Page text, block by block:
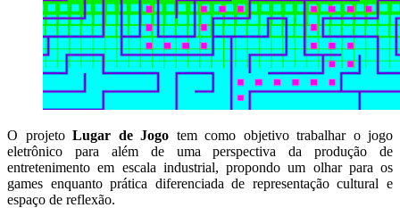
O projeto Lugar de Jogo tem como objetivo trabalhar o jogo
eletrônico para além de uma perspectiva da produção de
entretenimento em escala industrial, propondo um olhar para os
games enquanto prática diferenciada de representação cultural e
espaço de reflexão.